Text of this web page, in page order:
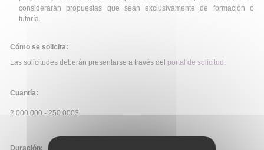
considerarán propuestas que sean exclusivamente de formación o
tutoría.
Cómo se solicita:
Las solicitudes deberán presentarse a través del portal de solicitud .
Cuantía:
2.000.000 - 250.000$
Duración: